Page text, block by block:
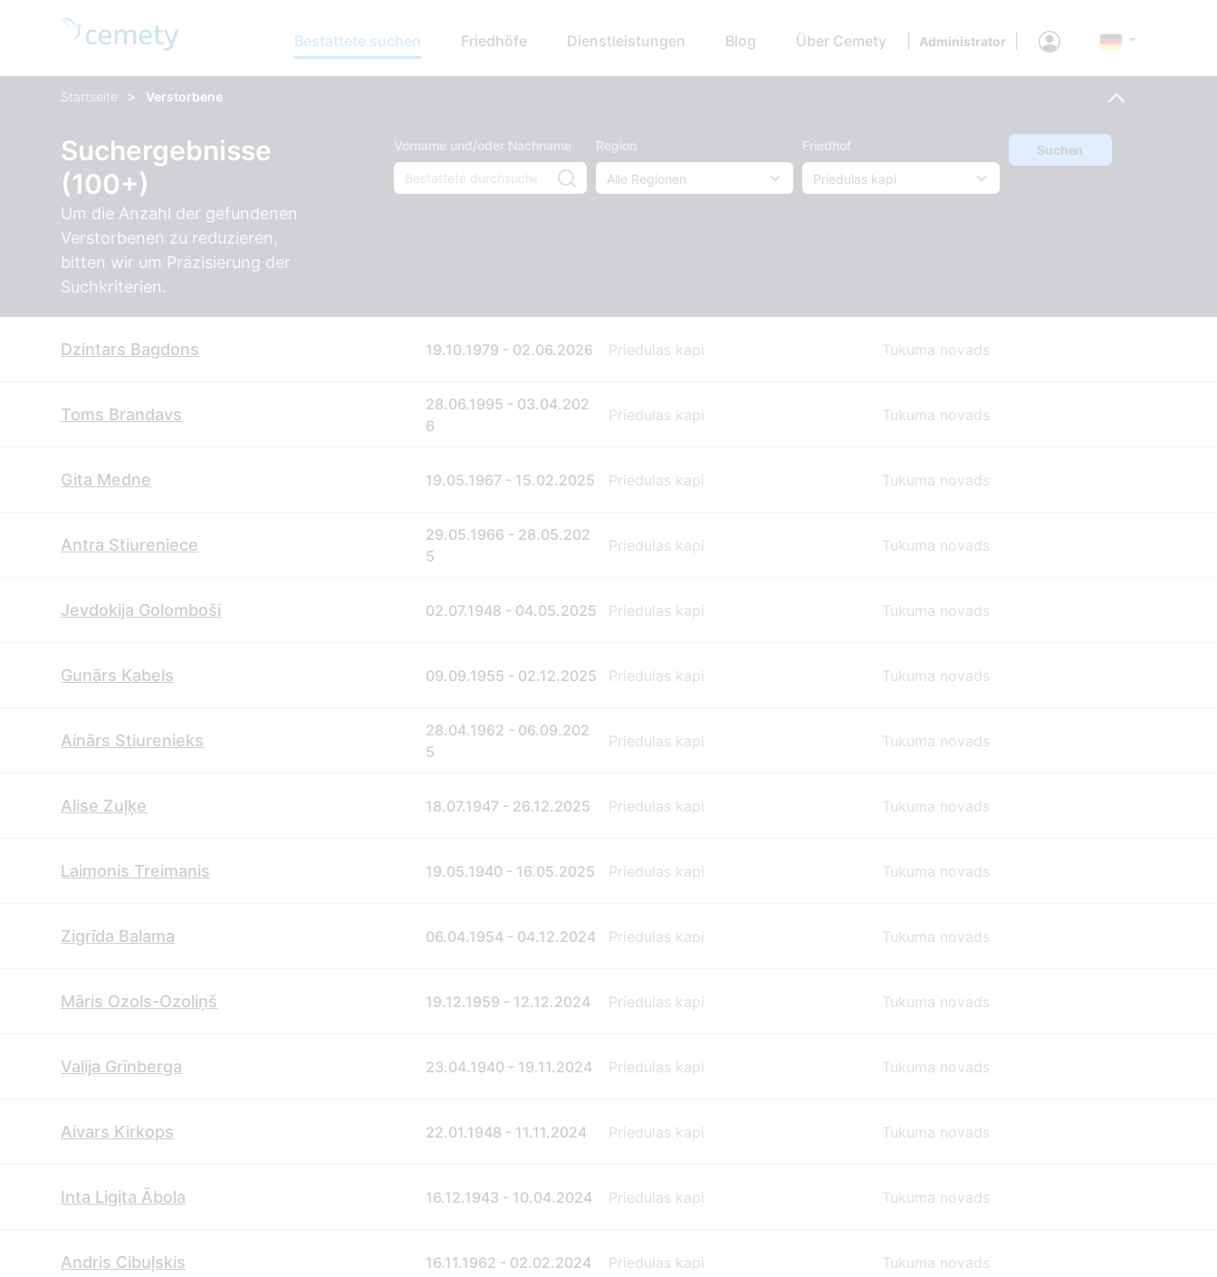
Bestattete suchen Friedhöfe Dienstleistungen Blog Über Cemety Administrator
Startseite > Verstorbene
Suchergebnisse
(100+)
Um die Anzahl der gefundenen
Verstorbenen zu reduzieren,
bitten wir um Präzisierung der
Suchkriterien.
Vorname und/oder Nachname Region Friedhof Suchen
Dzintars Bagdons 19.10.1979 - 02.06.2026 Priedulas kapi Tukuma novads
Toms Brandavs
28.06.1995 - 03.04.202
6
Priedulas kapi Tukuma novads
Gita Medne 19.05.1967 - 15.02.2025 Priedulas kapi Tukuma novads
Antra Stiureniece
29.05.1966 - 28.05.202
5
Priedulas kapi Tukuma novads
Jevdokija Golomboši 02.07.1948 - 04.05.2025 Priedulas kapi Tukuma novads
Gunārs Kabels 09.09.1955 - 02.12.2025 Priedulas kapi Tukuma novads
Ainārs Stiurenieks
28.04.1962 - 06.09.202
5
Priedulas kapi Tukuma novads
Alise Zuļķe 18.07.1947 - 26.12.2025 Priedulas kapi Tukuma novads
Laimonis Treimanis 19.05.1940 - 16.05.2025 Priedulas kapi Tukuma novads
Zigrīda Balama 06.04.1954 - 04.12.2024 Priedulas kapi Tukuma novads
Māris Ozols-Ozoliņš 19.12.1959 - 12.12.2024 Priedulas kapi Tukuma novads
Valija Grīnberga 23.04.1940 - 19.11.2024 Priedulas kapi Tukuma novads
Aivars Kirkops 22.01.1948 - 11.11.2024 Priedulas kapi Tukuma novads
Inta Ligita Ābola 16.12.1943 - 10.04.2024 Priedulas kapi Tukuma novads
Andris Cibuļskis 16.11.1962 - 02.02.2024 Priedulas kapi Tukuma novads